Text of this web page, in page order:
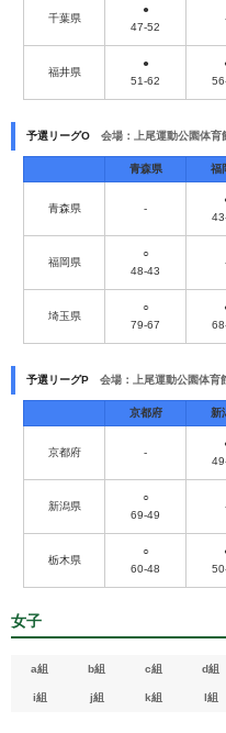
千葉県
●
47-52
福井県
●
51-62
予選リーグO 会場：上尾運動公園体
青森県 福
青森県 -
福岡県
○
48-43
埼玉県
○
79-67
予選リーグP 会場：上尾運動公園体
京都府 新
京都府 -
新潟県
○
69-49
栃木県
○
60-48
女子
a組 b組 c組 d組
i組 j組 k組 l組